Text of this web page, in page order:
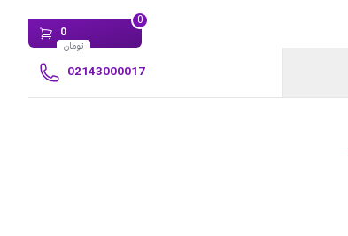
0
0
تومان
02143000017